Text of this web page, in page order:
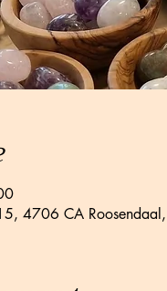
4706 CA